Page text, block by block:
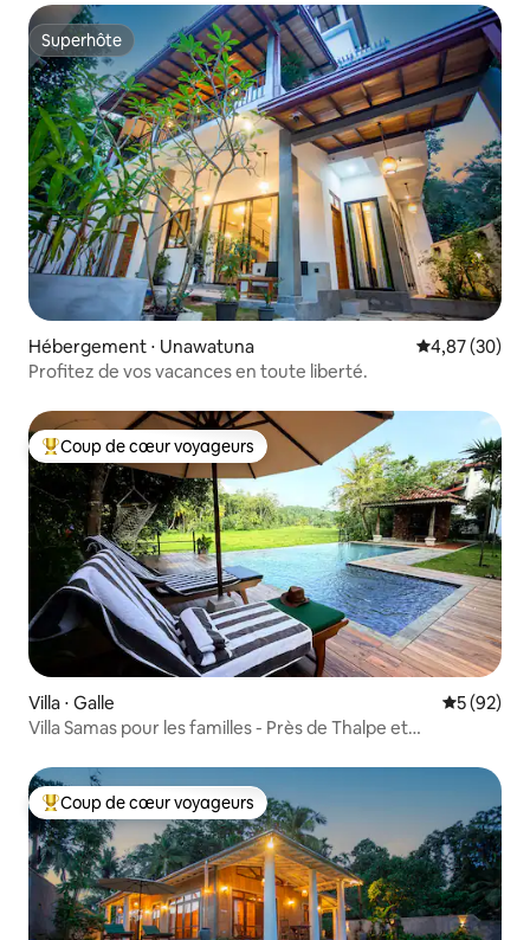
Superhôte
Superhôte
Hébergement ⋅ Unawatuna Évaluation
4,87 (30)
Profitez de vos vacances en toute liberté.
Coups de cœur voyageurs les plus appréciés
Coup de cœur voyageurs
Villa ⋅ Galle
5 (92)
Villa Samas pour les familles - Près de Thalpe et
Coups de cœur voyageurs les plus appréciés
Coup de cœur voyageurs